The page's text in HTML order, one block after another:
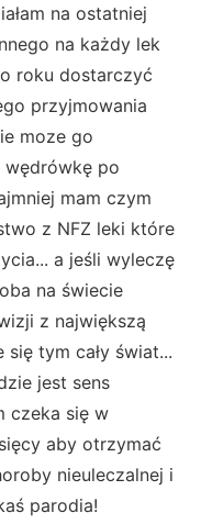
na ostatniej
na każdy lek
roku dostarczyć
przyjmowania
moze go
wędrówkę po
mam czym
z NFZ leki które
a jeśli wyleczę
na świecie
z największą
tym cały świat...
jest sens
czeka się w
aby otrzymać
nieuleczalnej i
parodia!